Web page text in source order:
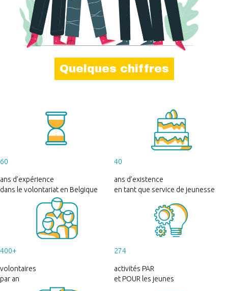
Quelques chiffres
60
ans d’expérience
dans le volontariat en Belgique
40
ans d’existence
en tant que service de jeunesse
400+
volontaires
par an
274
activités PAR
et POUR les jeunes